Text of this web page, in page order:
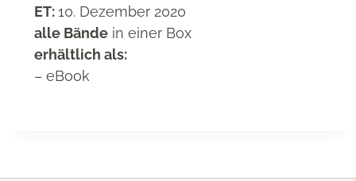
ET:10. Dezember 2020
alle Bändein einer Box
erhältlich als:
– eBook